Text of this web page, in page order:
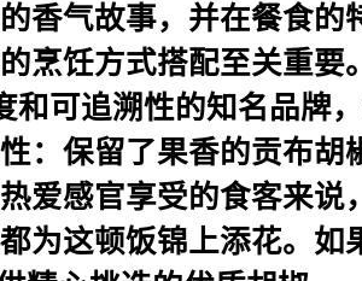
香气故事，并在餐食
烹饪方式搭配至关重
和可追溯性的知名品牌
：保留了果香的贡布
爱感官享受的食客来
这顿饭锦上添花。如